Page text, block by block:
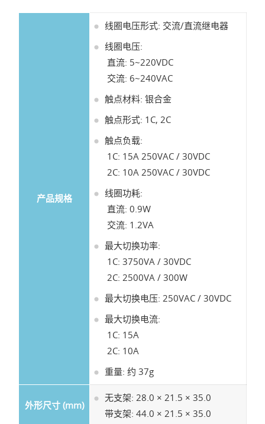
产品规格
线圈电压形式: 交流/直流继电器
线圈电压:
直流: 5~220VDC
交流: 6~240VAC
触点材料: 银合金
触点形式: 1C, 2C
触点负载:
1C: 15A 250VAC / 30VDC
2C: 10A 250VAC / 30VDC
线圈功耗:
直流: 0.9W
交流: 1.2VA
最大切换功率:
1C: 3750VA / 30VDC
2C: 2500VA / 300W
最大切换电压: 250VAC / 30VDC
最大切换电流:
1C: 15A
2C: 10A
重量: 约 37g
外形尺寸 (mm)
无支架: 28.0 × 21.5 × 35.0
带支架: 44.0 × 21.5 × 35.0